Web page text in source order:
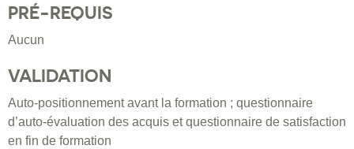
PRÉ-REQUIS
Aucun
VALIDATION
Auto-positionnement avant la formation ; questionnaire
d’auto-évaluation des acquis et questionnaire de satisfaction
en fin de formation